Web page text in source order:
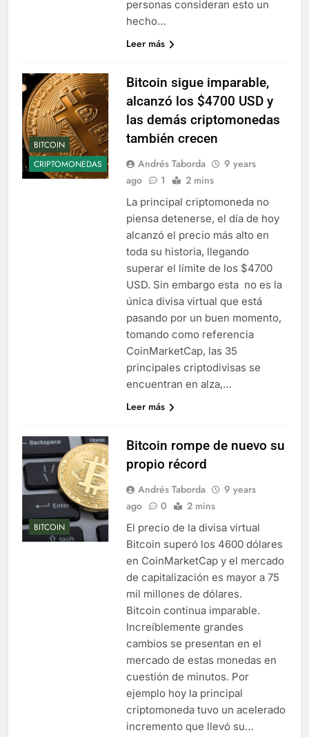
personas consideran esto un
hecho…
Leer más
BITCOIN
CRIPTOMONEDAS
Bitcoin sigue imparable,
alcanzó los $4700 USD y
las demás criptomonedas
también crecen
Andrés Taborda
9 years
ago
1 2 mins
La principal criptomoneda no
piensa detenerse, el día de hoy
alcanzó el precio más alto en
toda su historia, llegando
superar el límite de los $4700
USD. Sin embargo esta no es la
única divisa virtual que está
pasando por un buen momento,
tomando como referencia
CoinMarketCap, las 35
principales criptodivisas se
encuentran en alza,…
Leer más
BITCOIN
Bitcoin rompe de nuevo su
propio récord
Andrés Taborda
9 years
ago
0 2 mins
El precio de la divisa virtual
Bitcoin superó los 4600 dólares
en CoinMarketCap y el mercado
de capitalización es mayor a 75
mil millones de dólares.
Bitcoin continua imparable.
Increíblemente grandes
cambios se presentan en el
mercado de estas monedas en
cuestión de minutos. Por
ejemplo hoy la principal
criptomoneda tuvo un acelerado
incremento que llevó su…